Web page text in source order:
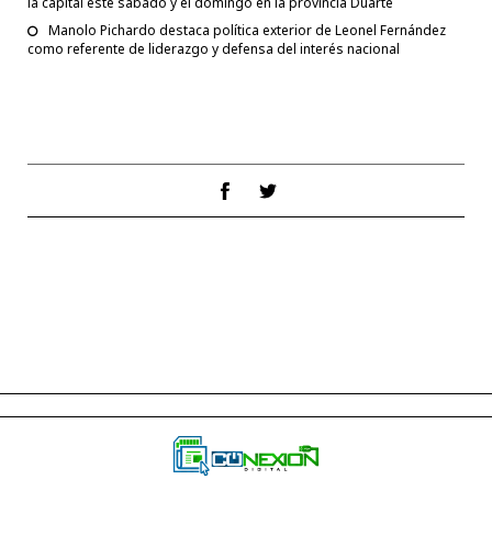
Manolo Pichardo destaca política exterior de Leonel Fernández
como referente de liderazgo y defensa del interés nacional